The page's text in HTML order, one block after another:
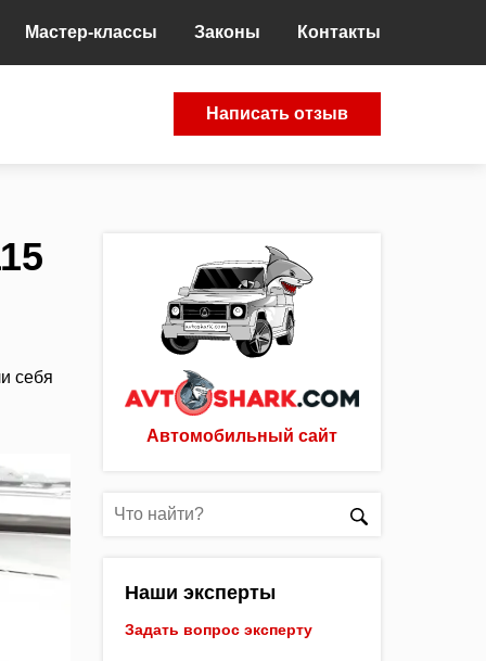
Мастер-классы Законы Контакты
Написать отзыв
себя
Автомобильный сайт
Наши эксперты
Задать вопрос эксперту